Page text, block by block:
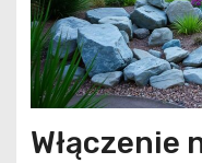
Włączenie